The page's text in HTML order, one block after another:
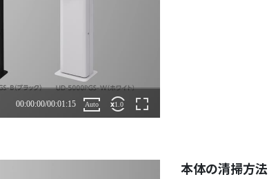
本体の清掃方法